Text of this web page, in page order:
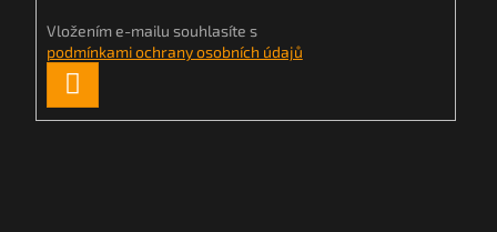
Vložením e-mailu souhlasíte s
podmínkami ochrany osobních údajů
SE